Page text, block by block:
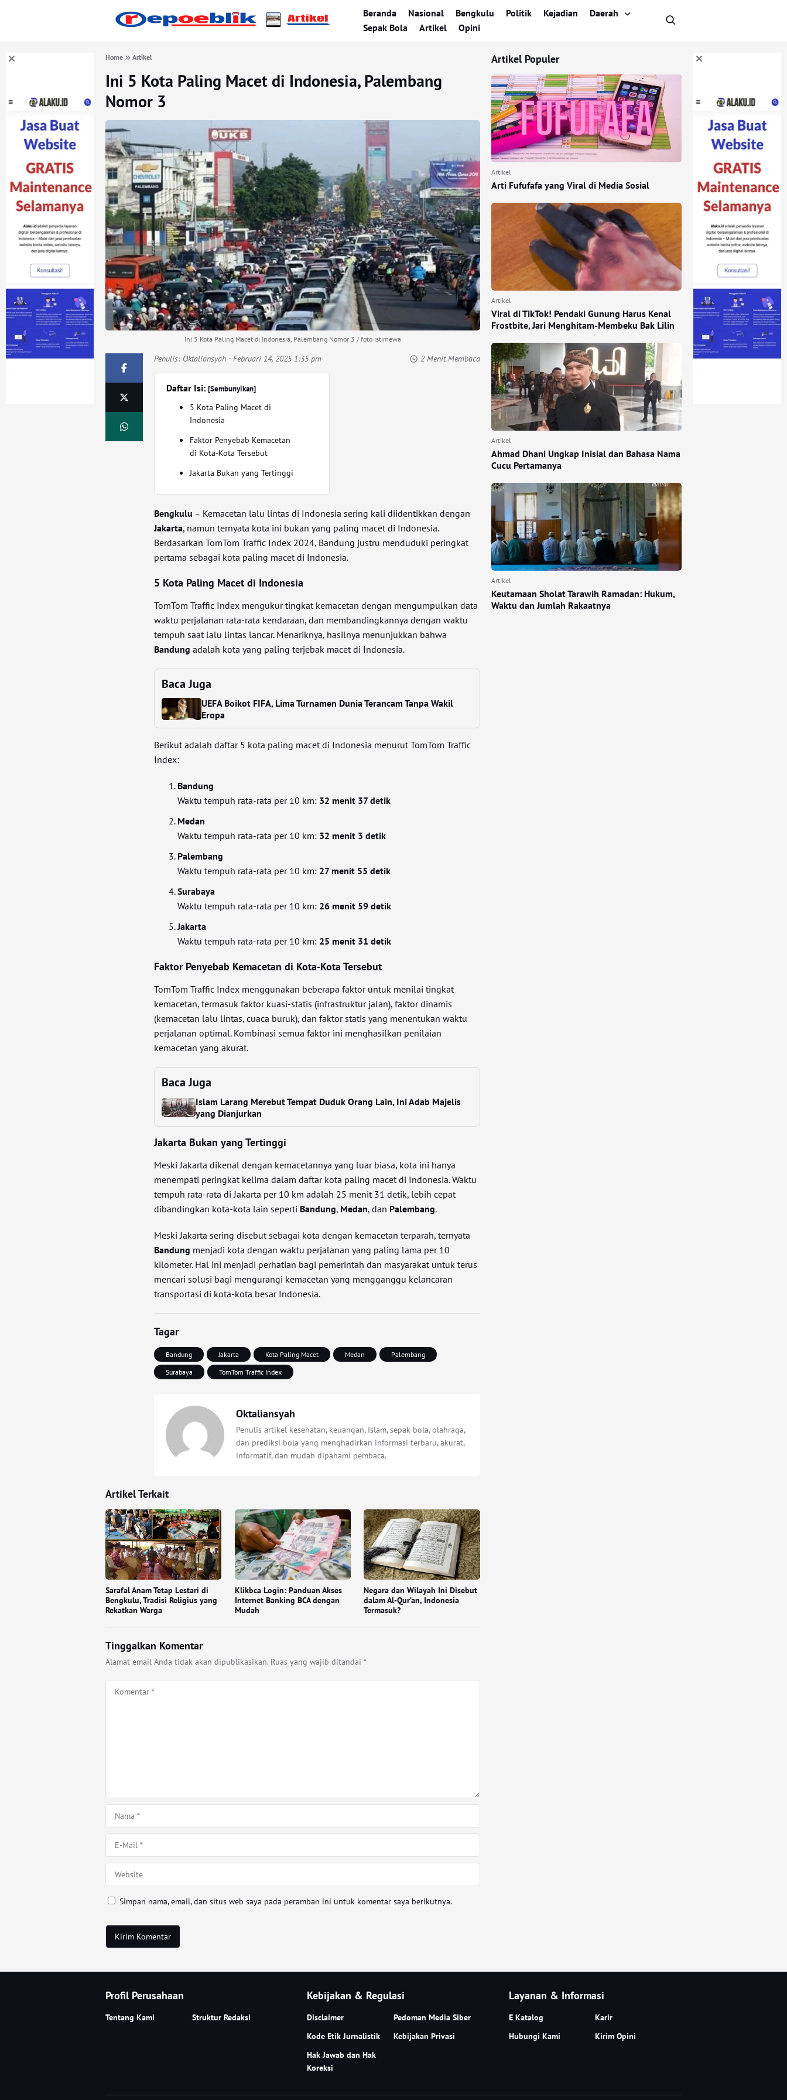
Beranda Nasional Bengkulu Politik Kejadian
Daerah
Sepak Bola
Artikel Opini
Home Artikel
Ini 5 Kota Paling Macet di Indonesia, Palembang
Nomor 3
Ini 5 Kota Paling Macet di Indonesia, Palembang Nomor 3 / foto istimewa
Penulis: Oktaliansyah - Februari 14, 2025 1:35 pm 2 Menit Membaca
Daftar Isi:[Sembunyikan]
5 Kota Paling Macet di
Indonesia
Faktor Penyebab Kemacetan
di Kota-Kota Tersebut
Jakarta Bukan yang Tertinggi
Bengkulu – Kemacetan lalu lintas di Indonesia sering kali diidentikkan dengan
Jakarta, namun ternyata kota ini bukan yang paling macet di Indonesia.
Berdasarkan TomTom Traffic Index 2024, Bandung justru menduduki peringkat
pertama sebagai kota paling macet di Indonesia.
5 Kota Paling Macet di Indonesia
TomTom Traffic Index mengukur tingkat kemacetan dengan mengumpulkan data
waktu perjalanan rata-rata kendaraan, dan membandingkannya dengan waktu
tempuh saat lalu lintas lancar. Menariknya, hasilnya menunjukkan bahwa
Bandung adalah kota yang paling terjebak macet di Indonesia.
Baca Juga
UEFA Boikot FIFA, Lima Turnamen Dunia Terancam Tanpa Wakil
Eropa
Berikut adalah daftar 5 kota paling macet di Indonesia menurut TomTom Traffic
Index:
Bandung
Waktu tempuh rata-rata per 10 km: 32 menit 37 detik
Medan
Waktu tempuh rata-rata per 10 km: 32 menit 3 detik
Palembang
Waktu tempuh rata-rata per 10 km: 27 menit 55 detik
Surabaya
Waktu tempuh rata-rata per 10 km: 26 menit 59 detik
Jakarta
Waktu tempuh rata-rata per 10 km: 25 menit 31 detik
Faktor Penyebab Kemacetan di Kota-Kota Tersebut
TomTom Traffic Index menggunakan beberapa faktor untuk menilai tingkat
kemacetan, termasuk faktor kuasi-statis (infrastruktur jalan), faktor dinamis
(kemacetan lalu lintas, cuaca buruk), dan faktor statis yang menentukan waktu
perjalanan optimal. Kombinasi semua faktor ini menghasilkan penilaian
kemacetan yang akurat.
Baca Juga
Islam Larang Merebut Tempat Duduk Orang Lain, Ini Adab Majelis
yang Dianjurkan
Jakarta Bukan yang Tertinggi
Meski Jakarta dikenal dengan kemacetannya yang luar biasa, kota ini hanya
menempati peringkat kelima dalam daftar kota paling macet di Indonesia. Waktu
tempuh rata-rata di Jakarta per 10 km adalah 25 menit 31 detik, lebih cepat
dibandingkan kota-kota lain seperti Bandung, Medan, dan Palembang.
Meski Jakarta sering disebut sebagai kota dengan kemacetan terparah, ternyata
Bandung menjadi kota dengan waktu perjalanan yang paling lama per 10
kilometer. Hal ini menjadi perhatian bagi pemerintah dan masyarakat untuk terus
mencari solusi bagi mengurangi kemacetan yang mengganggu kelancaran
transportasi di kota-kota besar Indonesia.
Tagar
Bandung Jakarta Kota Paling Macet Medan
Palembang
Surabaya
TomTom Traffic Index
Oktaliansyah
Penulis artikel kesehatan, keuangan, Islam, sepak bola, olahraga,
dan prediksi bola yang menghadirkan informasi terbaru, akurat,
informatif, dan mudah dipahami pembaca.
Artikel Terkait
Sarafal Anam Tetap Lestari di
Bengkulu, Tradisi Religius yang
Rekatkan Warga
Klikbca Login: Panduan Akses
Internet Banking BCA dengan
Mudah
Negara dan Wilayah Ini Disebut
dalam Al-Qur’an, Indonesia
Termasuk?
Tinggalkan Komentar
Alamat email Anda tidak akan dipublikasikan. Ruas yang wajib ditandai *
Simpan nama, email, dan situs web saya pada peramban ini untuk komentar saya berikutnya.
Artikel Populer
Artikel
Arti Fufufafa yang Viral di Media Sosial
Artikel
Viral di TikTok! Pendaki Gunung Harus Kenal
Frostbite, Jari Menghitam-Membeku Bak Lilin
Artikel
Ahmad Dhani Ungkap Inisial dan Bahasa Nama
Cucu Pertamanya
Artikel
Keutamaan Sholat Tarawih Ramadan: Hukum,
Waktu dan Jumlah Rakaatnya
Profil Perusahaan
Tentang Kami Struktur Redaksi
Kebijakan & Regulasi
Disclaimer
Pedoman Media Siber
Kode Etik Jurnalistik
Kebijakan Privasi
Hak Jawab dan Hak
Koreksi
Layanan & Informasi
E Katalog
Karir
Hubungi Kami
Kirim Opini